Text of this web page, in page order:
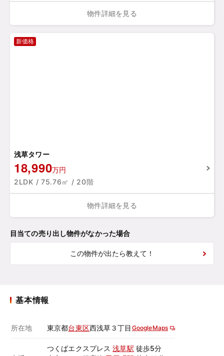
物件詳細を見る
新価格
浅草タワー
18,990万円
2LDK / 75.76㎡ / 20階
物件詳細を見る
目当ての売り出し物件がなかった場合
この物件が出たら教えて！
基本情報
所在地 東京都台東区西浅草３丁目 GoogleMaps
つくばエクスプレス浅草駅 徒歩5分